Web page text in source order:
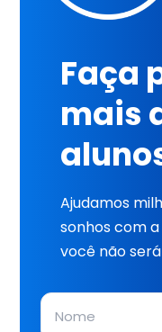
Faça
mais
Ajudamos
sonhos com
você não